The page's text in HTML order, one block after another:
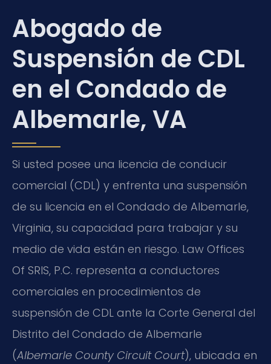
Abogado de
Suspensión de CDL
en el Condado de
Albemarle, VA
Si usted posee una licencia de conducir
comercial (CDL) y enfrenta una suspensión
de su licencia en el Condado de Albemarle,
Virginia, su capacidad para trabajar y su
medio de vida están en riesgo. Law Offices
Of SRIS, P.C. representa a conductores
comerciales en procedimientos de
suspensión de CDL ante la Corte General del
Distrito del Condado de Albemarle
(Albemarle County Circuit Court), ubicada en